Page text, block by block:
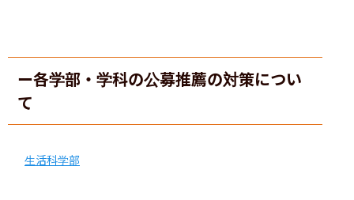
ー各学部・学科の公募推薦の対策につい
て
生活科学部